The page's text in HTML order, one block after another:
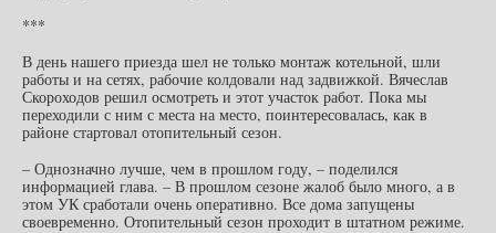
***
В день нашего приезда шел не только монтаж котельной, шли
работы и на сетях, рабочие колдовали над задвижкой. Вячеслав
Скороходов решил осмотреть и этот участок работ. Пока мы
переходили с ним с места на место, поинтересовалась, как в
районе стартовал отопительный сезон.
– Однозначно лучше, чем в прошлом году, – поделился
информацией глава. – В прошлом сезоне жалоб было много, а в
этом УК сработали очень оперативно. Все дома запущены
своевременно. Отопительный сезон проходит в штатном режиме.